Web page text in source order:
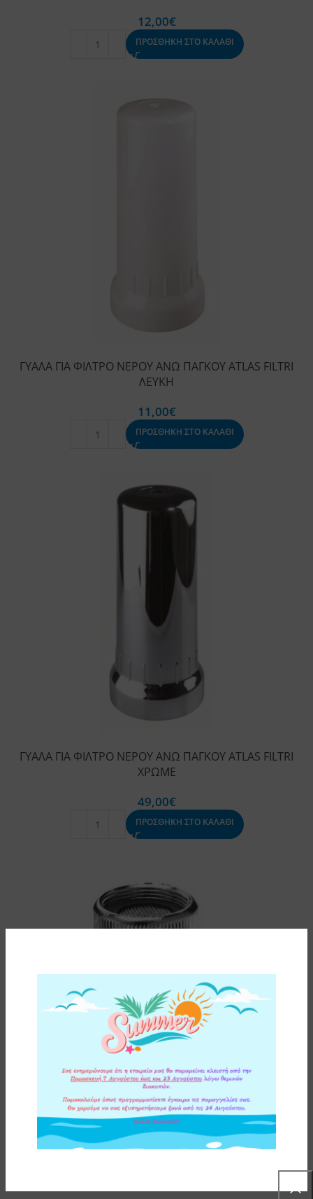
12,00€
ΠΡΟΣΘΗΚΗ ΣΤΟ ΚΑΛΑΘΙ
ΓΥΑΛΑ ΓΙΑ ΦΙΛΤΡΟ ΝΕΡΟΥ ΑΝΩ ΠΑΓΚΟΥ ATLAS FILTRI
ΛΕΥΚΗ
11,00€
ΠΡΟΣΘΗΚΗ ΣΤΟ ΚΑΛΑΘΙ
ΓΥΑΛΑ ΓΙΑ ΦΙΛΤΡΟ ΝΕΡΟΥ ΑΝΩ ΠΑΓΚΟΥ ATLAS FILTRI
ΧΡΩΜΕ
49,00€
ΠΡΟΣΘΗΚΗ ΣΤΟ ΚΑΛΑΘΙ
ΔΙΑΝΟΜΕΑΣ (DIVERTER) ΜΕΤΑΛΛΙΚΟΣ ΜΕ ΧΡΩΜΕ